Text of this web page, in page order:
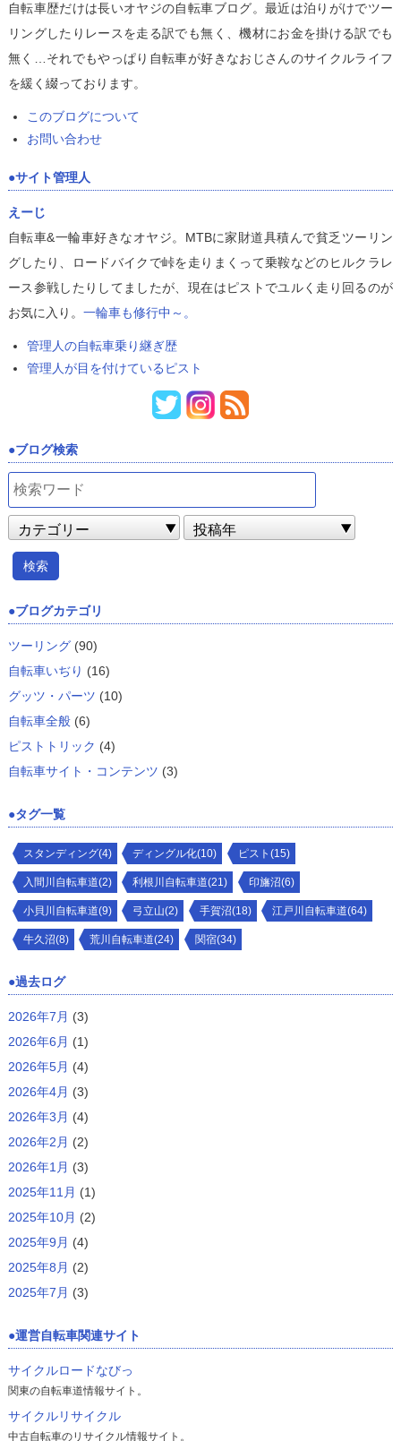
自転車歴だけは長いオヤジの自転車ブログ。最近は泊りがけでツー
リングしたりレースを走る訳でも無く、機材にお金を掛ける訳でも
無く…それでもやっぱり自転車が好きなおじさんのサイクルライフ
を緩く綴っております。
このブログについて
お問い合わせ
サイト管理人
えーじ
自転車&一輪車好きなオヤジ。MTBに家財道具積んで貧乏ツーリン
グしたり、ロードバイクで峠を走りまくって乗鞍などのヒルクラレ
ース参戦したりしてましたが、現在はピストでユルく走り回るのが
お気に入り。 一輪車も修行中～。
管理人の自転車乗り継ぎ歴
管理人が目を付けているピスト
ブログ検索
ブログカテゴリ
ツーリング(90)
自転車いぢり (16)
グッツ・パーツ (10)
自転車全般(6)
ピストトリック (4)
自転車サイト・コンテンツ (3)
タグ一覧
スタンディング(4) ディングル化(10) ピスト(15)
入間川自転車道(2) 利根川自転車道(21) 印旛沼(6)
小貝川自転車道(9) 弓立山(2) 手賀沼(18) 江戸川自転車道(64)
牛久沼(8) 荒川自転車道(24) 関宿(34)
過去ログ
2026年7月 (3)
2026年6月 (1)
2026年5月 (4)
2026年4月 (3)
2026年3月 (4)
2026年2月 (2)
2026年1月 (3)
2025年11月 (1)
2025年10月 (2)
2025年9月 (4)
2025年8月 (2)
2025年7月 (3)
運営自転車関連サイト
サイクルロードなびっ
関東の自転車道情報サイト。
サイクルリサイクル
中古自転車のリサイクル情報サイト。